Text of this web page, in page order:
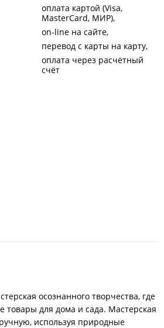
оплата картой (Visa,
MasterCard, МИР)
on-line на сайте
перевод с карты на карту
оплата через расчётный
счёт
осознанного творчества, где
товары для дома и сада. Мастерская
используя природные